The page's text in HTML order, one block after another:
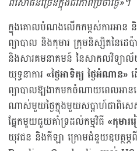
ក្នុងគោលបំណងលើកកម្ពស់ការអាន និ
ព្យាបាល និងកុមារ ក្រុមនិស្សិតនៃដេប៉
និងសារគមនាគមន៍ នៃសាកលវិទ្យាល័
យុទ្ធនាការ «ថ្ងៃអាទិត្យ ថ្ងៃអំណាន»
ព្យាបាលឱ្យងាកមកចំណាយពេលអា
ណាស់មួយថ្ងៃក្នុងមួយសប្ដាហ៍ជាពិសេស
ផ្នែកមួយជួយគាំទ្រដល់កម្មវិធី «កុមារ
យុវជន និងកីឡា ក្រោមជំនួយឧបត្ថម្